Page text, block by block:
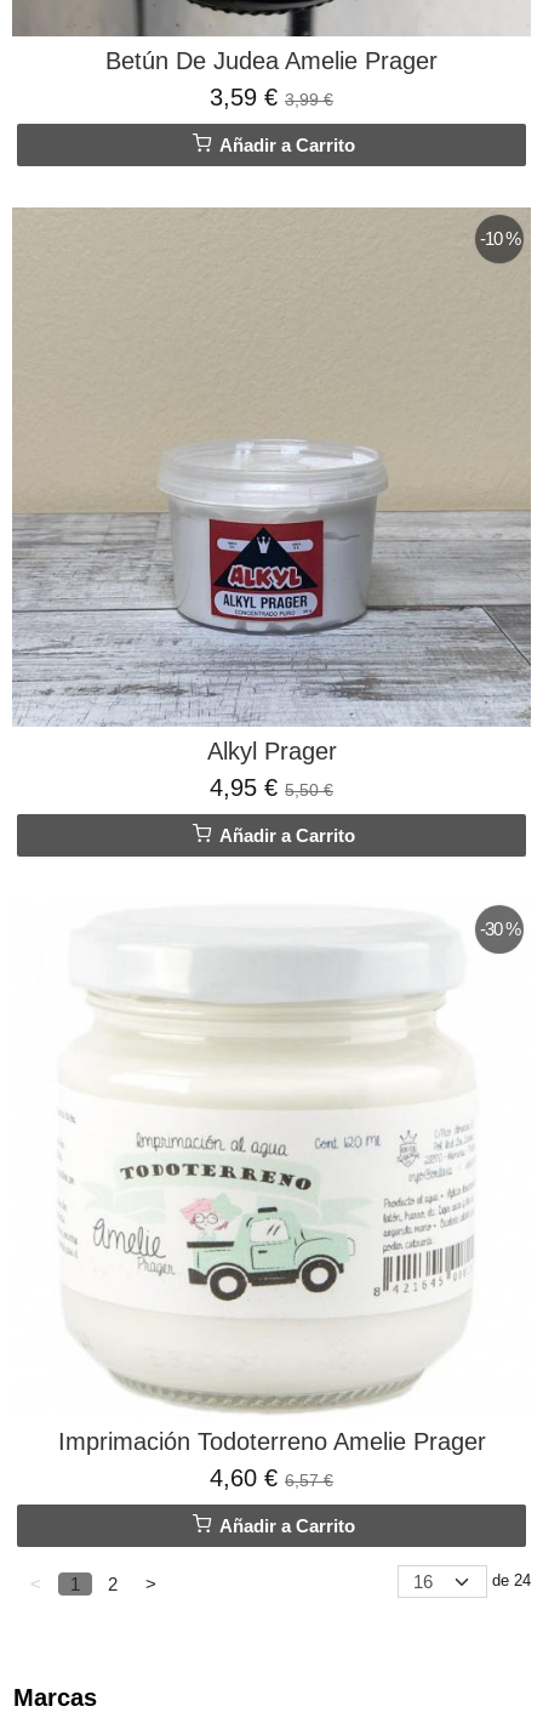
Marcas
Betún De Judea Amelie Prager
3,59 € 3,99 €
Añadir a Carrito
-10 %
Alkyl Prager
4,95 € 5,50 €
Añadir a Carrito
-30 %
Imprimación Todoterreno Amelie Prager
4,60 € 6,57 €
Añadir a Carrito
< 1 2 > de 24